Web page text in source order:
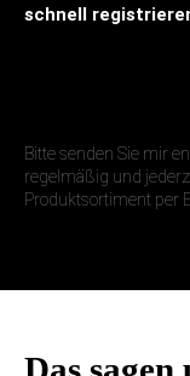
schnell
Bitte senden Sie mir
regelmäßig und
Produktsortiment per